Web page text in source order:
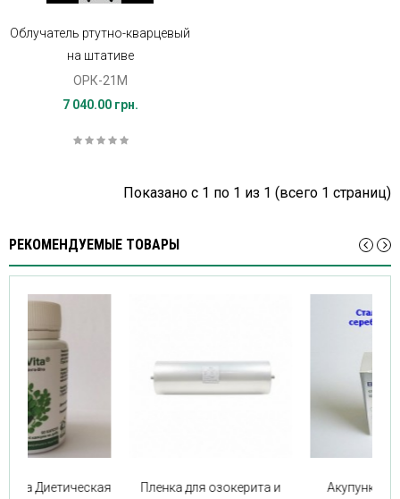
Облучатель ртутно-кварцевый
на штативе
ОРК-21М
7 040.00 грн.
Показано с 1 по 1 из 1 (всего 1 страниц)
РЕКОМЕНДУЕМЫЕ ТОВАРЫ
и
Акупунктурные иглы с